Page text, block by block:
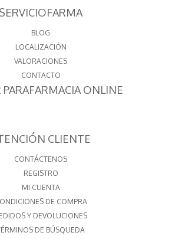
SERVICIOFARMA
BLOG
LOCALIZACIÓN
VALORACIONES
CONTACTO
PARAFARMACIA ONLINE
CLIENTE
CONTÁCTENOS
REGISTRO
MI CUENTA
DE COMPRA
Y DEVOLUCIONES
DE BÚSQUEDA